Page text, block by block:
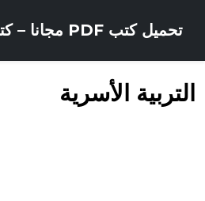
تحميل كتب PDF مجانا – كتب كو
التربية الأسرية